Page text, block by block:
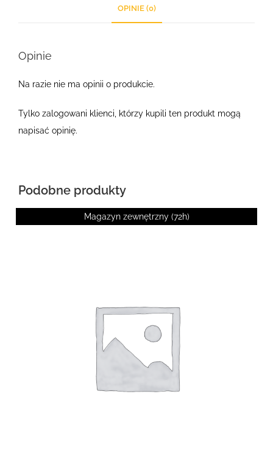
OPINIE (0)
Opinie
Na razie nie ma opinii o produkcie.
Tylko zalogowani klienci, którzy kupili ten produkt mogą
napisać opinię.
Podobne produkty
Magazyn zewnętrzny (72h)